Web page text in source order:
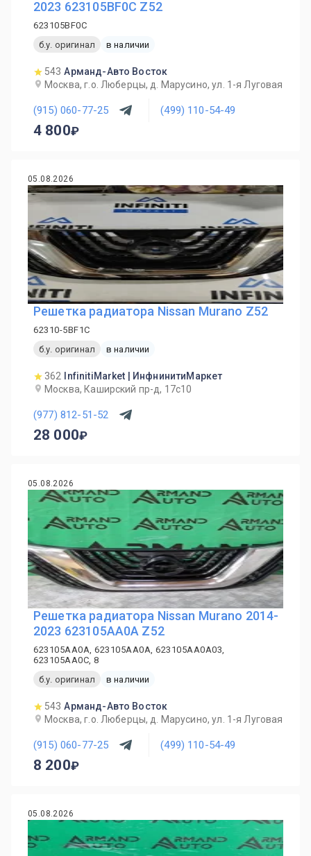
2023 623105BF0C Z52
623105BF0C
б.у. оригинал
в наличии
543 Арманд-Авто Восток
Москва, г.о. Люберцы, д. Марусино, ул. 1-я Луговая
(915) 060-77-25 (499) 110-54-49
4 800
05.08.2026
Решетка радиатора Nissan Murano Z52
62310-5BF1C
б.у. оригинал
в наличии
362
InfinitiMarket | ИнфнинитиМаркет
Москва, Каширский пр-д, 17с10
(977) 812-51-52
28 000
05.08.2026
Решетка радиатора Nissan Murano 2014-
2023 623105AA0A Z52
623105AA0A, 623105AA0A, 623105AA0A03,
623105AA0C, 8
б.у. оригинал
в наличии
543 Арманд-Авто Восток
Москва, г.о. Люберцы, д. Марусино, ул. 1-я Луговая
(915) 060-77-25 (499) 110-54-49
8 200
05.08.2026